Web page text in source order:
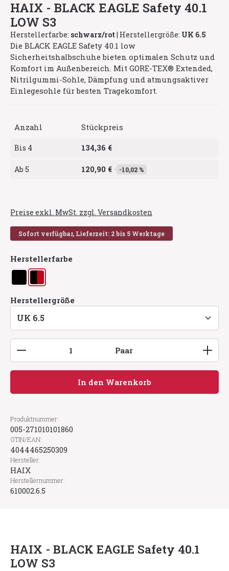
HAIX - BLACK EAGLE Safety 40.1
LOW S3
Herstellerfarbe: schwarz/rot | Herstellergröße: UK 6.5
Die BLACK EAGLE Safety 40.1 low
Sicherheitshalbschuhe bieten optimalen Schutz und
Komfort im Außenbereich. Mit GORE-TEX® Extended,
Nitrilgummi-Sohle, Dämpfung und atmungsaktiver
Einlegesohle für besten Tragekomfort.
Anzahl Stückpreis
Bis 4 134,36 €
Ab 5 120,90 € -10,02 %
Preise exkl. MwSt. zzgl. Versandkosten
Sofort verfügbar, Lieferzeit: 2 bis 5 Werktage
Herstellerfarbe
schwarzschwarz/rot
Herstellergröße
Produkt Anzahl: Gib den gewünschten Wert
Paar
In den Warenkorb
Produktnummer:
005-271010101860
GTIN/EAN:
4044465250309
Hersteller:
HAIX
Herstellernummer:
610002.6.5
HAIX - BLACK EAGLE Safety 40.1
LOW S3